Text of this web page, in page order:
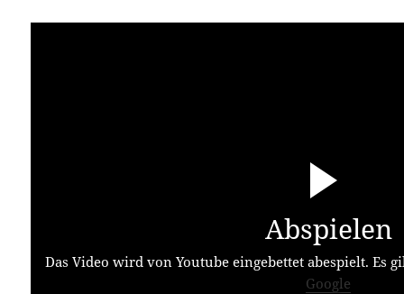
Abspielen
Das Video wird von Youtube eingebettet abespielt. Es
Google